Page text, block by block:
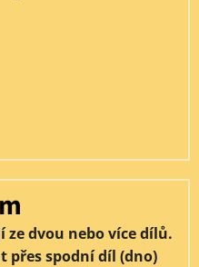
ze dvou nebo více dílů.
přes spodní díl (dno)